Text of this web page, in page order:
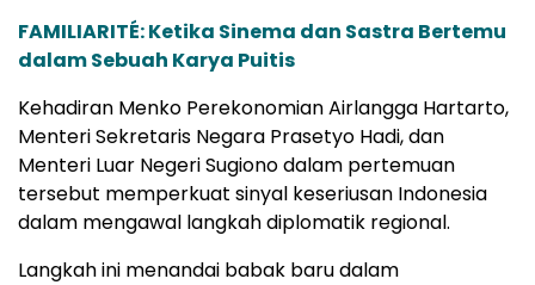
FAMILIARITÉ: Ketika Sinema dan Sastra Bertemu
dalam Sebuah Karya Puitis
Kehadiran Menko Perekonomian Airlangga Hartarto,
Menteri Sekretaris Negara Prasetyo Hadi, dan
Menteri Luar Negeri Sugiono dalam pertemuan
tersebut memperkuat sinyal keseriusan Indonesia
dalam mengawal langkah diplomatik regional.
Langkah ini menandai babak baru dalam